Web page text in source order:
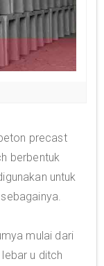
precast
berbentuk
untuk
mulai dari
u ditch